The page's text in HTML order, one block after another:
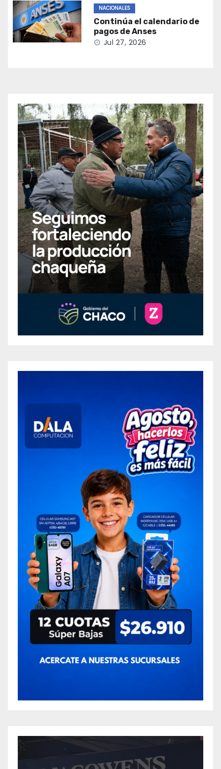
NACIONALES
Continúa el calendario de
pagos de Anses
Jul 27, 2026